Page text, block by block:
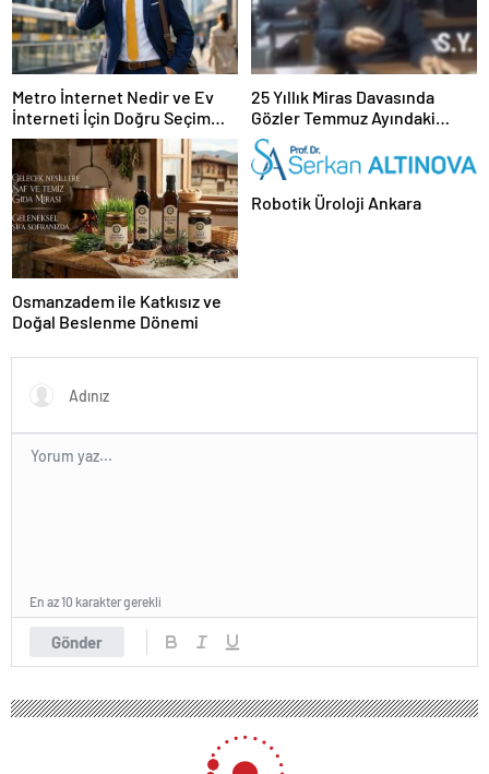
Metro İnternet Nedir ve Ev
İnterneti İçin Doğru Seçim
Nasıl Yapılır
25 Yıllık Miras Davasında
Gözler Temmuz Ayındaki
Karar Duruşmasına Çevrildi
Osmanzadem ile Katkısız ve
Doğal Beslenme Dönemi
Robotik Üroloji Ankara
Gönder
En az 10 karakter gerekli